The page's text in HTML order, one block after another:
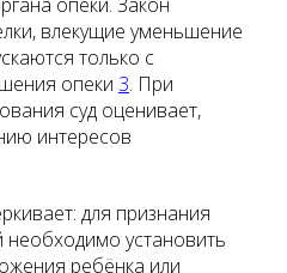
влекущие уменьшение
только с
опеки 3. При
суд оценивает,
интересов
для признания
необходимо установить
ребёнка или